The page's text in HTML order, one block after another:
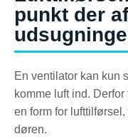
punkt der
En ventilator kan kun
komme luft ind.
en form for
døren.